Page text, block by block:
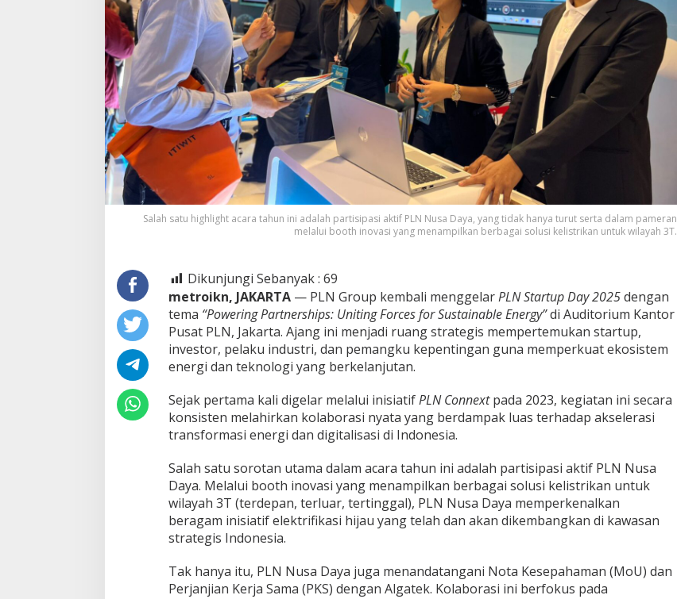
Salah satu highlight acara tahun ini adalah partisipasi aktif PLN Nusa Daya, yang tidak hanya turut serta dalam pameran
melalui booth inovasi yang menampilkan berbagai solusi kelistrikan untuk wilayah 3T.
Dikunjungi Sebanyak : 69
metroikn, JAKARTA— PLN Group kembali menggelarPLN Startup Day 2025dengan
tema “Powering Partnerships: Uniting Forces for Sustainable Energy”di Auditorium Kantor
Pusat PLN, Jakarta. Ajang ini menjadi ruang strategis mempertemukan startup,
investor, pelaku industri, dan pemangku kepentingan guna memperkuat ekosistem
energi dan teknologi yang berkelanjutan.
Sejak pertama kali digelar melalui inisiatifPLN Connextpada 2023, kegiatan ini secara
konsisten melahirkan kolaborasi nyata yang berdampak luas terhadap akselerasi
transformasi energi dan digitalisasi di Indonesia.
Salah satu sorotan utama dalam acara tahun ini adalah partisipasi aktif PLN Nusa
Daya. Melalui booth inovasi yang menampilkan berbagai solusi kelistrikan untuk
wilayah 3T (terdepan, terluar, tertinggal), PLN Nusa Daya memperkenalkan
beragam inisiatif elektrifikasi hijau yang telah dan akan dikembangkan di kawasan
strategis Indonesia.
Tak hanya itu, PLN Nusa Daya juga menandatangani Nota Kesepahaman (MoU) dan
Perjanjian Kerja Sama (PKS) dengan Algatek. Kolaborasi ini berfokus pada